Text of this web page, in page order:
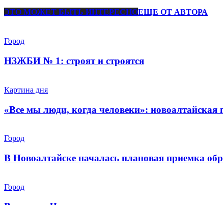
ЭТО МОЖЕТ БЫТЬ ИНТЕРЕСНОЕЩЕ ОТ АВТОРА
Город
НЗЖБИ № 1: строят и строятся
Картина дня
«Все мы люди, когда человеки»:
Город
В Новоалтайске началась плановая приемка
Город